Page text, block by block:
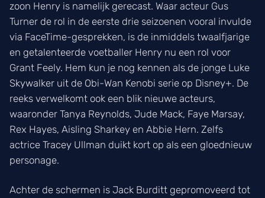
zoon Henry is namelijk gerecast. Waar acteur Gus
Turner de rol in de eerste drie seizoenen vooral invulde
via FaceTime-gesprekken, is de inmiddels twaalfjarige
en getalenteerde voetballer Henry nu een rol voor
Grant Feely. Hem kun je nog kennen als de jonge Luke
Skywalker uit de Obi-Wan Kenobi serie op Disney+. De
reeks verwelkomt ook een blik nieuwe acteurs,
waaronder Tanya Reynolds, Jude Mack, Faye Marsay,
Rex Hayes, Aisling Sharkey en Abbie Hern. Zelfs
actrice Tracey Ullman duikt kort op als een gloednieuw
personage.
Achter de schermen is Jack Burditt gepromoveerd tot